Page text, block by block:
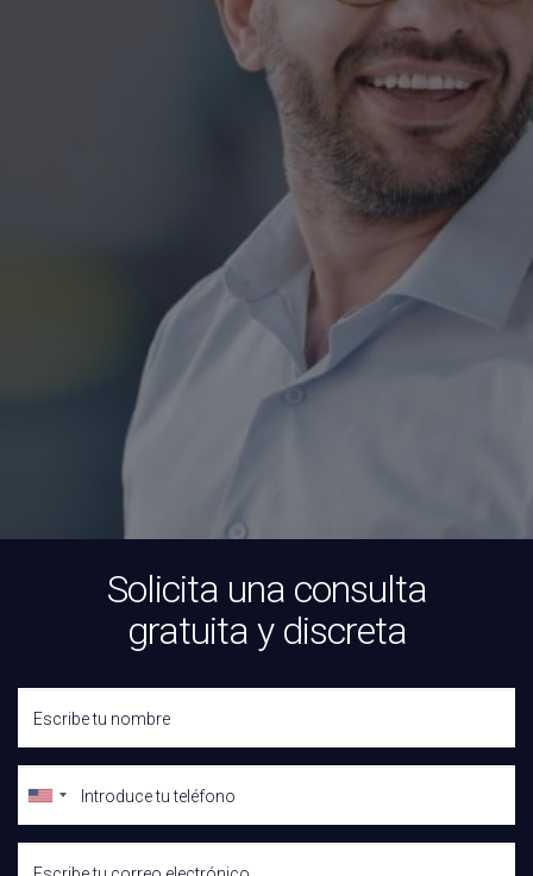
Solicita una consulta
gratuita y discreta